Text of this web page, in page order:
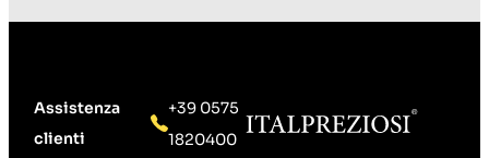
Assistenza
clienti
+39 0575
1820400